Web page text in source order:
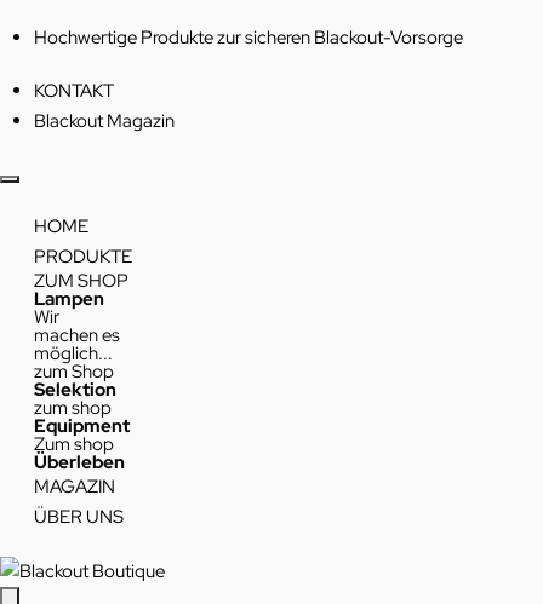
Hochwertige Produkte zur sicheren Blackout-Vorsorge
KONTAKT
Blackout Magazin
HOME
PRODUKTE
ZUM SHOP
Lampen
Wir
machen es
möglich...
zum Shop
Selektion
zum shop
Equipment
Zum shop
Überleben
MAGAZIN
ÜBER UNS